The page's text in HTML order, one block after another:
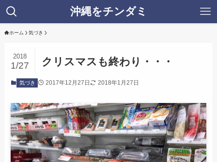
沖縄をチンダミ
ホーム 気づき
クリスマスも終わり・・・
2018
1/27
気づき 2017年12月27日 2018年1月27日